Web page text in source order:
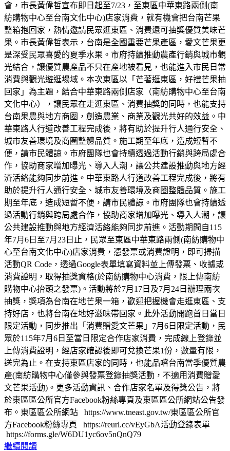
會，市長黃偉哲宣布即日起至7/23，至東區中華東路兩側(南
紡購物中心至台南文化中心)店家消費，就有機會把台南芒果
整箱抱回家，熱情邀請民眾逛東區、消費還可抽獎優質美味芒
果。市長黃偉哲表示，台南是全國重要芒果產區，愛文芒果更
是深受民眾喜愛的夏季水果。市府持續推動農產行銷與城市觀
光結合，讓優質農產品不只在產地被看見，也能進入市民日常
消費與觀光遊逛場域。本次東區以「芒著逛東區，好禮芒果抽
回家」為主題，結合中華東路兩側店家（南紡購物中心至台南
文化中心），讓民眾在走逛東區、消費抽獎的同時，也能支持
台南果農與地方商圈，創造農業、商業及觀光共好的效益。中
華東路人行道改善工程完成後，將有助於提升行人通行安全、
城市友善環境及商圈整體品質。施工期至年底，造成短暫不
便，請市民體諒。市府團隊也會持續透過活動行銷與跨局處合
作，協助商家增加曝光、導入人潮，讓公共建設推動與地方經
濟活絡能夠同步前進。中華東路人行道改善工程完成後，將有
助於提升行人通行安全、城市友善環境及商圈整體品質。施工
期至年底，造成短暫不便，請市民體諒。市府團隊也會持續透
過活動行銷與跨局處合作，協助商家增加曝光、導入人潮，讓
公共建設推動與地方經濟活絡能夠同步前進。活動期間自115
年7月6日至7月23日止，民眾至東區中華東路兩側(南紡購物中
心至台南文化中心)店家消費，憑發票或消費證明，即可掃描
活動QR Code，透過Google表單填寫資料並上傳發票、收據或
消費證明，取得抽獎資格(於南紡購物中心消費，限上傳南紡
購物中心抬頭之發票)。活動將於7月17日及7月24日辦理兩次
抽獎，獎項為台南在地芒果一箱，歡迎把握機會走逛東區、支
持好店，也將台南在地好滋味帶回家。此外活動開跑首日當日
限定活動，同步推出「消費贈愛文芒果」7月6日限定活動，民
眾於115年7月6日至當日限定合作店家消費，完成線上登錄並
上傳消費證明，經店家確認後即可兌換芒果1份，數量有限，
送完為止。在支持東區店家的同時，也能品嚐台南當季優質農
產(南紡購物中心僅參與發票登錄抽獎活動，不適用消費贈愛
文芒果活動)。更多活動資訊、合作店家名單及得獎公告，將
於東區區公所官方Facebook粉絲專頁及東區區公所網站公告發
布。東區區公所網站 https://www.tneast.gov.tw/東區區公所官
方Facebook粉絲專頁 https://reurl.cc/vEyGbA活動登錄表單
https://forms.gle/W6DU1yc6ov5nQnQ79
繼續閱讀